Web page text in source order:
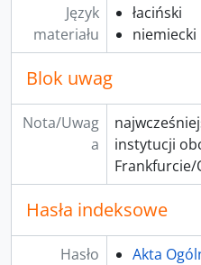
Język
materiału
łaciński
niemiecki
Blok uwag
Nota/Uwag
a
instytucji
Frankfurcie/
Hasła indeksowe
Hasło
Akta